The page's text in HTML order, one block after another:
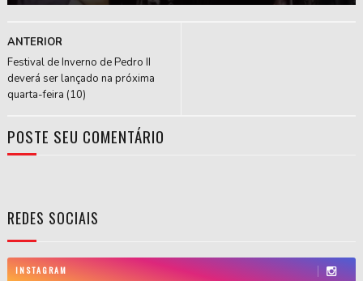
ANTERIOR
Festival de Inverno de Pedro II
deverá ser lançado na próxima
quarta-feira (10)
POSTE SEU COMENTÁRIO
REDES SOCIAIS
INSTAGRAM